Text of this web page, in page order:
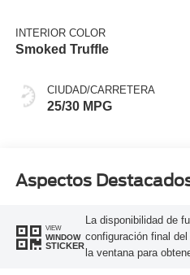
INTERIOR COLOR
Smoked Truffle
CIUDAD/CARRETERA
25/30 MPG
Aspectos
VIEW
WINDOW
STICKER
La disponibilidad de
configuración final
la ventana para